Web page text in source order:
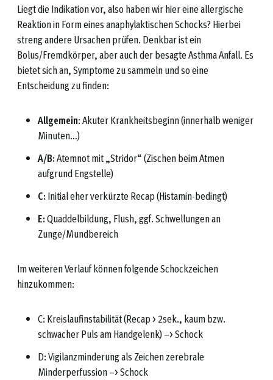
Liegt die Indikation vor, also haben wir hier eine allergische
Reaktion in Form eines anaphylaktischen Schocks? Hierbei
streng andere Ursachen prüfen. Denkbar ist ein
Bolus/Fremdkörper, aber auch der besagte Asthma Anfall. Es
bietet sich an, Symptome zu sammeln und so eine
Entscheidung zu finden:
Allgemein: Akuter Krankheitsbeginn (innerhalb weniger
Minuten…)
A/B:Atemnot mit „Stridor“ (Zischen beim Atmen
aufgrund Engstelle)
C: Initial eher verkürzte Recap (Histamin-bedingt)
E:Quaddelbildung, Flush, ggf. Schwellungen an
Zunge/Mundbereich
Im weiteren Verlauf können folgende Schockzeichen
hinzukommen:
C: Kreislaufinstabilität (Recap > 2sek., kaum bzw.
schwacher Puls am Handgelenk) –> Schock
D: Vigilanzminderung als Zeichen zerebrale
Minderperfussion –> Schock